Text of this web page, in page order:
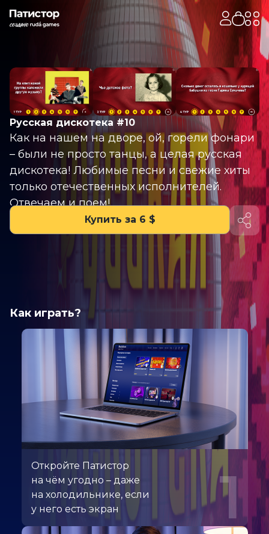
Русская дискотека #10
Как на нашем на дворе, ой, горели фонари
– были не просто танцы, а целая русская
дискотека! Любимые песни и свежие хиты
только отечественных исполнителей.
Отвечаем и поем!
Купить за 6 $
Как играть?
Откройте Патистор
на чём угодно – даже
на холодильнике, если
у него есть экран
1